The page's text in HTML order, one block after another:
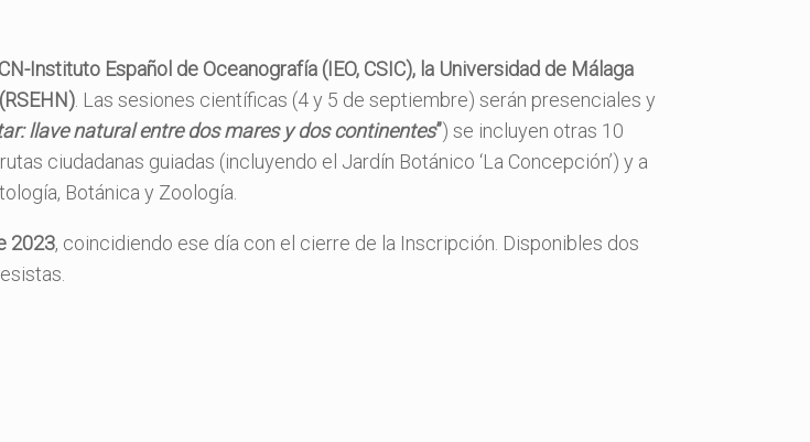
Instituto Español de Oceanografía (IEO, CSIC), la Universidad de Málaga
. Las sesiones científicas (4 y 5 de septiembre) serán presenciales y
llave natural entre dos mares y dos continentes”) se incluyen otras 10
ciudadanas guiadas (incluyendo el Jardín Botánico ‘La Concepción’) y a
Botánica y Zoología.
2023, coincidiendo ese día con el cierre de la Inscripción. Disponibles dos